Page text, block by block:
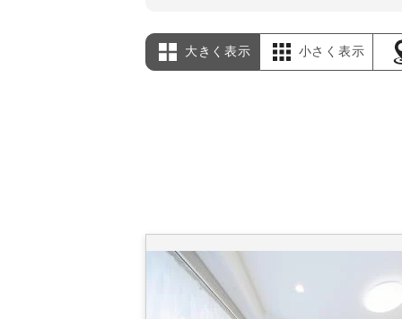
大きく表示 小さく表示